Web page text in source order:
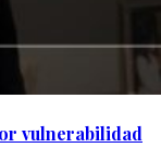
vulnerabilidad